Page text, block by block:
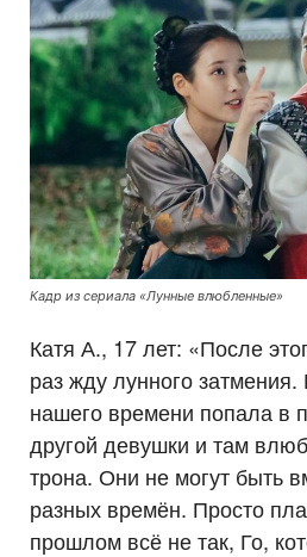
Кадр из сериала «Лунные влюбленные»
Катя А., 17 лет: «После
раз жду лунного
нашего времени попала в
другой девушки и там
трона. Они не могут быть
разных времён. Просто
прошлом всё не так, Го,